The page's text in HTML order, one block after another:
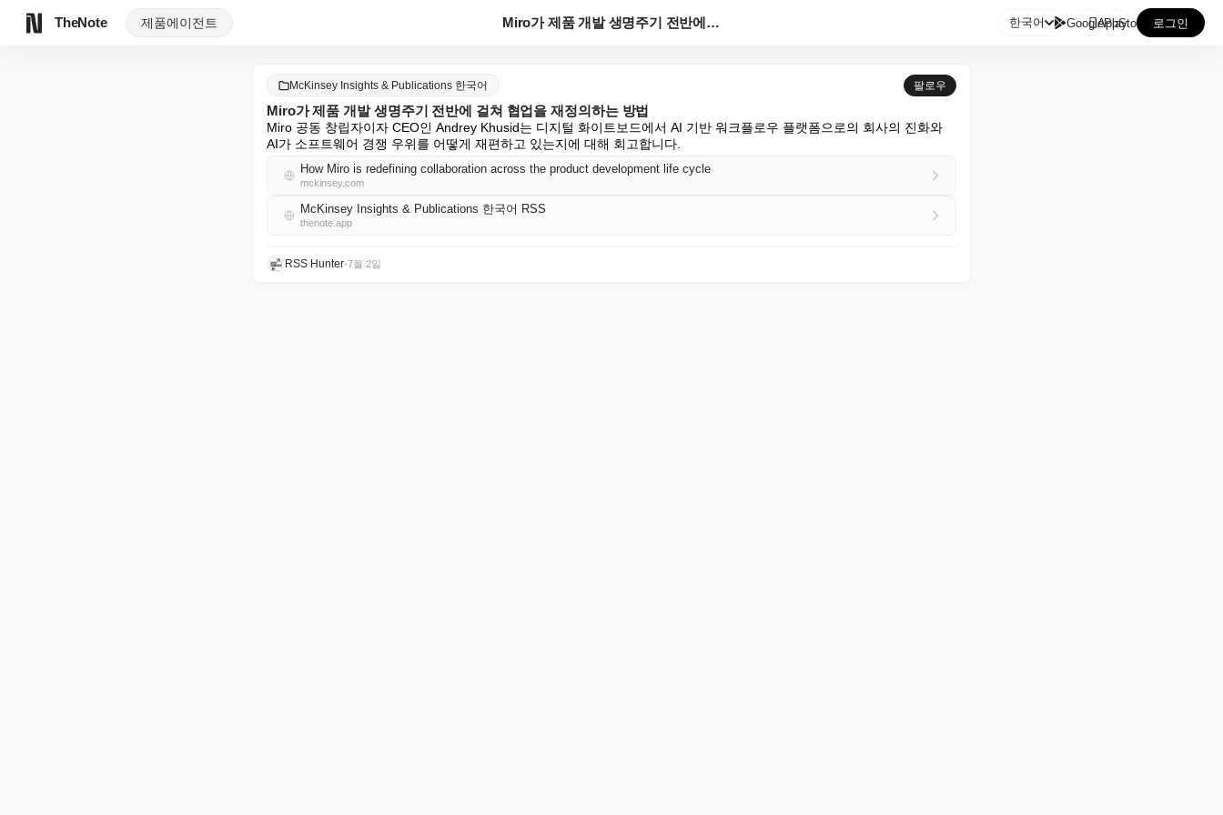
TheNote 제품에이전트 Miro가 제품 개발 생명주기 전반에 걸쳐 협업을 재정... 한국어 GooglePlay
AppStore 로그인
McKinsey Insights & Publications 한국어 팔로우
Miro가 제품 개발 생명주기 전반에 걸쳐 협업을 재정의하는 방법
Miro 공동 창립자이자 CEO인 Andrey Khusid는 디지털 화이트보드에서 AI 기반 워크플로우 플랫폼으로의 회사의 진화와
AI가 소프트웨어 경쟁 우위를 어떻게 재편하고 있는지에 대해 회고합니다.
How Miro is redefining collaboration across the product development life cycle
mckinsey.com
McKinsey Insights & Publications 한국어 RSS
thenote.app
RSS Hunter•7월 2일